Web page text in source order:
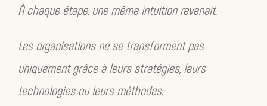
À chaque étape, une même intuition revenait.
Les organisations ne se transforment pas
uniquement grâce à leurs stratégies, leurs
technologies ou leurs méthodes.